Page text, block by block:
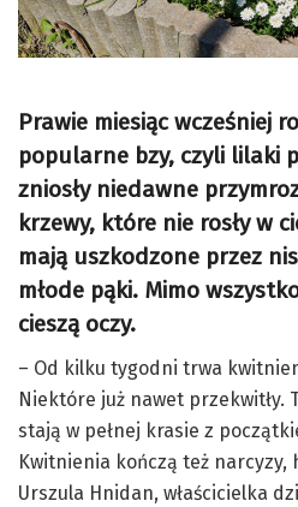
Prawie miesiąc wcześniej
popularne bzy, czyli lilaki
zniosły niedawne
krzewy, które nie rosły w
mają uszkodzone przez
młode pąki. Mimo
cieszą oczy.
– Od kilku tygodni trwa
Niektóre już nawet przekwitły.
stają w pełnej krasie z
Kwitnienia kończą też narcyzy,
Urszula Hnidan, właścicielka